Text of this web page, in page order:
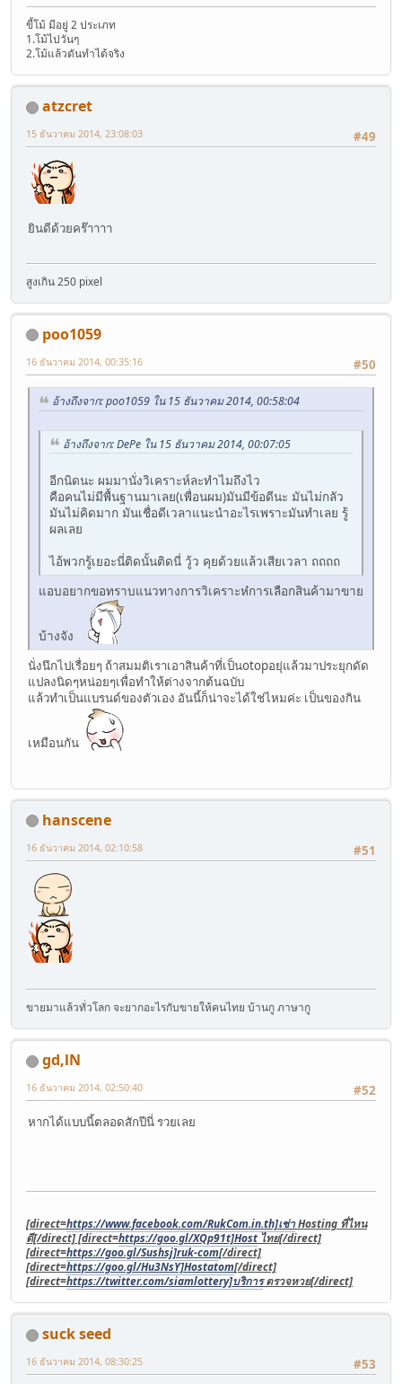
ขี้โม้ มีอยู่ 2 ประเภท
1.โม้ไปวันๆ
2.โม้แล้วดันทำได้จริง
atzcret
#49
15 ธันวาคม 2014, 23:08:03
ยินดีด้วยคร๊าาาา
สูงเกิน 250 pixel
poo1059
#50
16 ธันวาคม 2014, 00:35:16
อ้างถึงจาก: poo1059 ใน 15 ธันวาคม 2014, 00:58:04
อ้างถึงจาก: DePe ใน 15 ธันวาคม 2014, 00:07:05
อีกนิดนะ ผมมานั่งวิเคราะห์ละทำไมถึงไว
คือคนไม่มีพื้นฐานมาเลย(เพื่อนผม)มันมีข้อดีนะ มันไม่กลัว
มันไม่คิดมาก มันเชื่อดีเวลาแนะนำอะไรเพราะมันทำเลย รู้
ผลเลย
ไอ้พวกรู้เยอะนี่ติดนั้นติดนี่ วู้ว คุยด้วยแล้วเสียเวลา ถถถถ
แอบอยากขอทราบแนวทางการวิเคราะห๋การเลือกสินค้ามาขาย
บ้างจัง
นั่งนึกไปเรื่อยๆ ถ้าสมมติเราเอาสินค้าที่เป็นotopอยุ่แล้วมาประยุกดัด
แปลงนิดๆหน่อยๆเพื่อทำให้ต่างจากต้นฉบับ
แล้วทำเป็นแบรนด์ของตัวเอง อันนี้ก็น่าจะได้ใช่ไหมค่ะ เป็นของกิน
เหมือนกัน
hanscene
#51
16 ธันวาคม 2014, 02:10:58
ขายมาแล้วทั่วโลก จะยากอะไรกับขายให้คนไทย บ้านกู ภาษากู
gd,lN
#52
16 ธันวาคม 2014, 02:50:40
หากได้แบบนี้ตลอดสักปีนี่ รวยเลย
[direct=https://www.facebook.com/RukCom.in.th]เช่าHosting ที่ไหน
ดี[/direct] [direct=https://goo.gl/XQp91t]Host ไทย[/direct]
[direct=https://goo.gl/Sushsj]ruk-com[/direct]
[direct=https://goo.gl/Hu3NsY]Hostatom[/direct]
[direct=https://twitter.com/siamlottery]บริการตรวจหวย[/direct]
suck seed
#53
16 ธันวาคม 2014, 08:30:25